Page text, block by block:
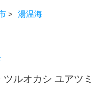
> 湯温海
ルオカシ ユアツミ